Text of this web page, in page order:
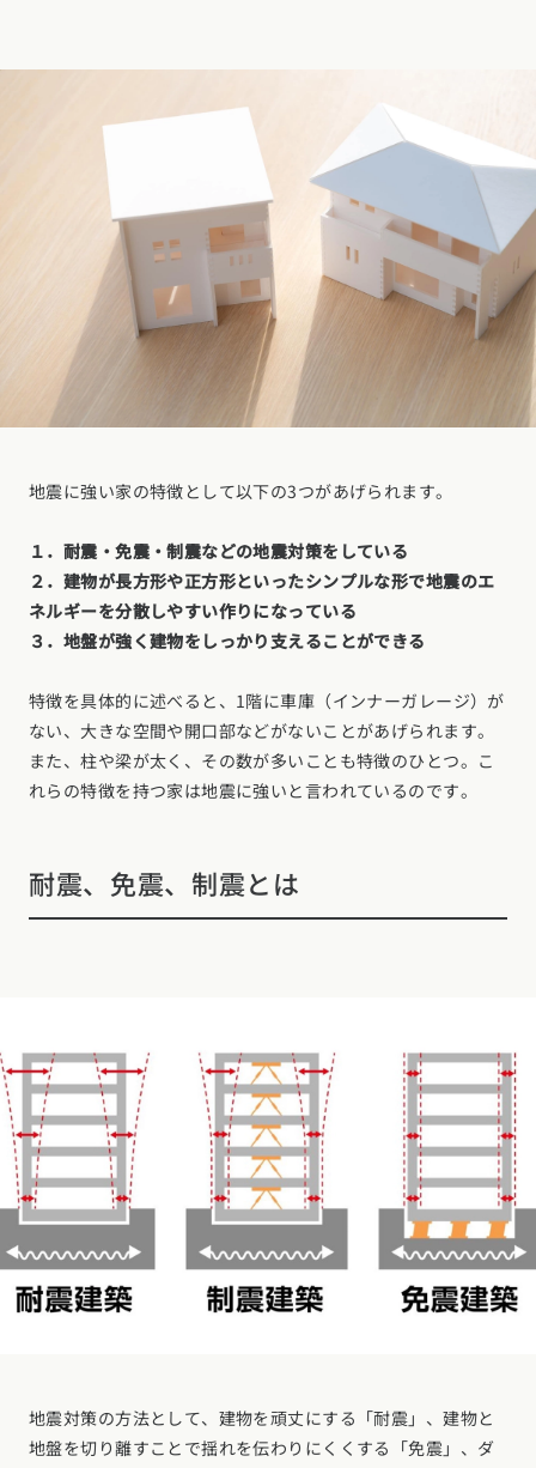
地震に強い家の特徴として以下の3つがあげられます。
１．耐震・免震・制震などの地震対策をしている
２．建物が長方形や正方形といったシンプルな形で地震のエ
ネルギーを分散しやすい作りになっている
３．地盤が強く建物をしっかり支えることができる
特徴を具体的に述べると、1階に車庫（インナーガレージ）が
ない、大きな空間や開口部などがないことがあげられます。
また、柱や梁が太く、その数が多いことも特徴のひとつ。こ
れらの特徴を持つ家は地震に強いと言われているのです。
耐震、免震、制震とは
地震対策の方法として、建物を頑丈にする「耐震」、建物と
地盤を切り離すことで揺れを伝わりにくくする「免震」、ダ